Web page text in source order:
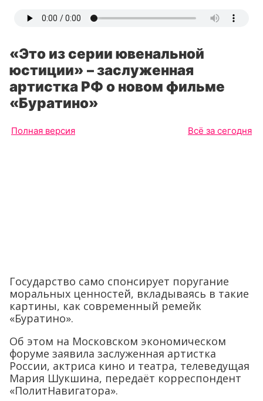
«Это из серии ювенальной
юстиции» – заслуженная
артистка РФ о новом фильме
«Буратино»
Полная версия Всё за сегодня
Государство само спонсирует поругание
моральных ценностей, вкладываясь в такие
картины, как современный ремейк
«Буратино».
Об этом на Московском экономическом
форуме заявила заслуженная артистка
России, актриса кино и театра, телеведущая
Мария Шукшина, передаёт корреспондент
«ПолитНавигатора».